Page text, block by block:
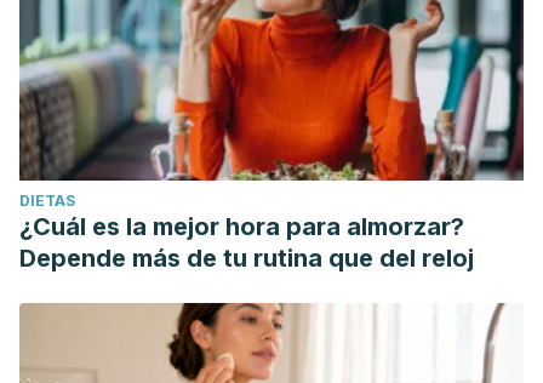
oligomeric flavan-3-ols and antioxidant activity of leaves
from different Laurus sp. Food and function , vol. 6(6),
1944-9
https://pubs.rsc.org/en/content/articlelanding/2015/fo/
DIETAS
¿Cuál es la mejor hora para almorzar?
Depende más de tu rutina que del reloj